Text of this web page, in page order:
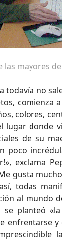
las mayores
todavía no
comienza
colores,
lugar donde
de su
poco
exclama
gusta
todas
al mundo
planteó
enfrentarse